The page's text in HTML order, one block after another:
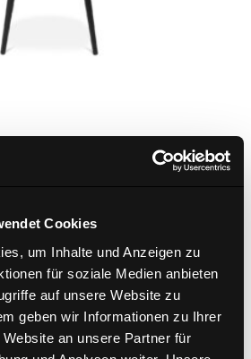
Cookies
um Inhalte und Anzeigen zu
für soziale Medien anbieten
auf unsere Website zu
geben wir Informationen zu Ihrer
an unsere Partner für